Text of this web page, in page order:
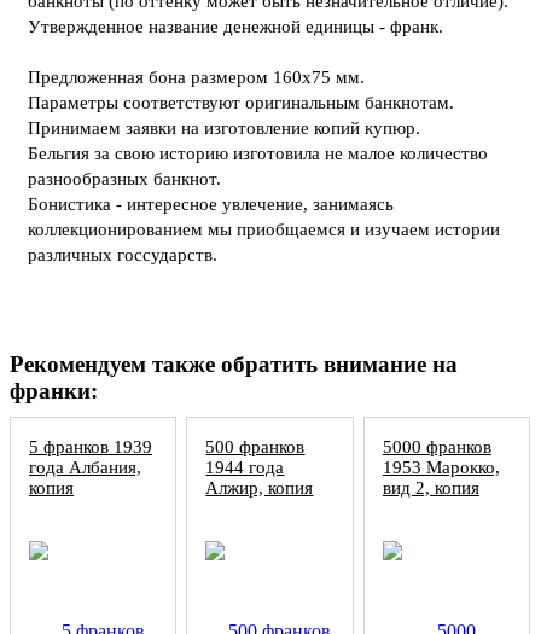
Утвержденное название денежной единицы - франк.
Предложенная бона размером 160х75 мм.
Параметры соответствуют оригинальным банкнотам.
Принимаем заявки на изготовление копий купюр.
Бельгия за свою историю изготовила не малое количество
разнообразных банкнот.
Бонистика - интересное увлечение, занимаясь
коллекционированием мы приобщаемся и изучаем истории
различных госсударств.
Рекомендуем также обратить внимание на
франки:
5 франков 1939
года Албания,
копия
500 франков
1944 года
Алжир, копия
5000 франков
1953 Марокко,
вид 2, копия